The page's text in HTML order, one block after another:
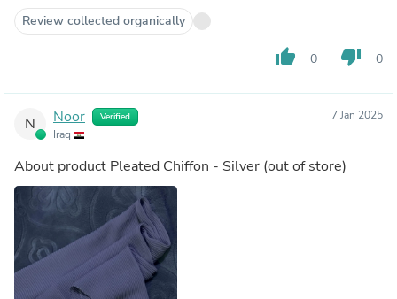
Review collected organically
thumb_up 0 thumb_down 0
N Noor Verified
Iraq
7 Jan 2025
About product Pleated Chiffon - Silver (out of store)